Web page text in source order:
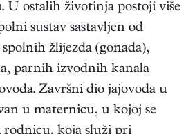
U ostalih životinja postoji više
sustav sastavljen od
žlijezda (gonada),
parnih izvodnih kanala
Završni dio jajovoda u
u maternicu, u kojoj se